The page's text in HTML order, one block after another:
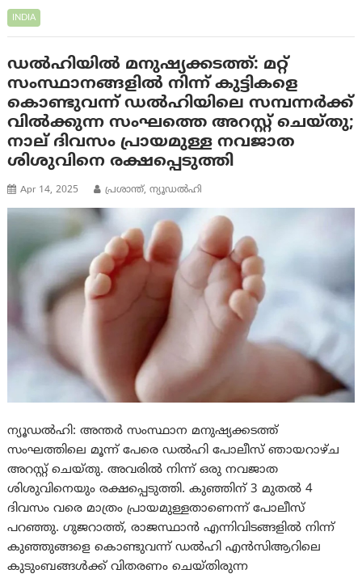
INDIA
ഡൽഹിയിൽ മനുഷ്യക്കടത്ത്: മറ്റ്
സംസ്ഥാനങ്ങളിൽ നിന്ന് കുട്ടികളെ
കൊണ്ടുവന്ന് ഡൽഹിയിലെ സമ്പന്നർക്ക്
വില്‍ക്കുന്ന സംഘത്തെ അറസ്റ്റ് ചെയ്തു;
നാല് ദിവസം പ്രായമുള്ള നവജാത
ശിശുവിനെ രക്ഷപ്പെടുത്തി
Apr 14, 2025 പ്രശാന്ത്, ന്യൂഡല്‍ഹി
ന്യൂഡൽഹി: അന്തർ സംസ്ഥാന മനുഷ്യക്കടത്ത്
സംഘത്തിലെ മൂന്ന് പേരെ ഡൽഹി പോലീസ് ഞായറാഴ്ച
അറസ്റ്റ് ചെയ്തു. അവരിൽ നിന്ന് ഒരു നവജാത
ശിശുവിനെയും രക്ഷപ്പെടുത്തി. കുഞ്ഞിന് 3 മുതൽ 4
ദിവസം വരെ മാത്രം പ്രായമുള്ളതാണെന്ന് പോലീസ്
പറഞ്ഞു. ഗുജറാത്ത്, രാജസ്ഥാൻ എന്നിവിടങ്ങളിൽ നിന്ന്
കുഞ്ഞുങ്ങളെ കൊണ്ടുവന്ന് ഡൽഹി എൻസിആറിലെ
കുടുംബങ്ങൾക്ക് വിതരണം ചെയ്തിരുന്ന